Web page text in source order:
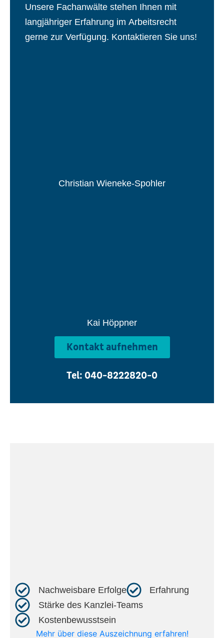
Unsere Fachanwälte stehen Ihnen mit
langjähriger Erfahrung im Arbeitsrecht
gerne zur Verfügung. Kontaktieren Sie uns!
Christian Wieneke-Spohler
Kai Höppner
Kontakt aufnehmen
Tel: 040-8222820-0
Nachweisbare Erfolge​
Erfahrung​
Stärke des Kanzlei-Teams​
Kostenbewusstsein​
Mehr über diese Auszeichnung erfahren!